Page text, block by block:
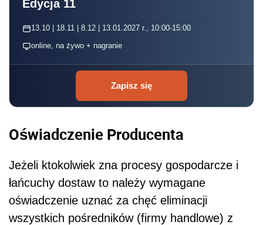
Edycja 11
13.10 | 18.11 | 8.12 | 13.01.2027 r., 10:00-15:00
online, na żywo + nagranie
Zapisz się
Oświadczenie Producenta
Jeżeli ktokolwiek zna procesy gospodarcze i
łańcuchy dostaw to należy wymagane
oświadczenie uznać za chęć eliminacji
wszystkich pośredników (firmy handlowe) z